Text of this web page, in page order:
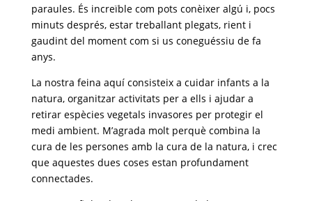
paraules. És increïble com pots conèixer algú i, pocs
minuts després, estar treballant plegats, rient i
gaudint del moment com si us coneguéssiu de fa
anys.
La nostra feina aquí consisteix a cuidar infants a la
natura, organitzar activitats per a ells i ajudar a
retirar espècies vegetals invasores per protegir el
medi ambient. M’agrada molt perquè combina la
cura de les persones amb la cura de la natura, i crec
que aquestes dues coses estan profundament
connectades.